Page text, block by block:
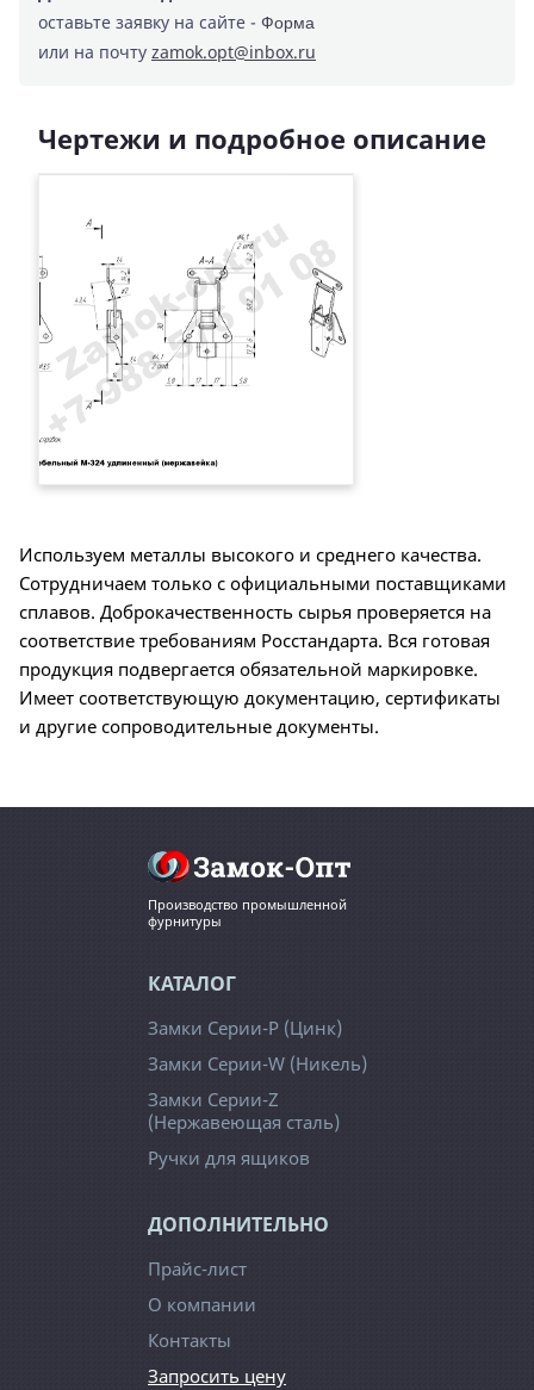
оставьте заявку на сайте - Форма
или на почту zamok.opt@inbox.ru
Чертежи и подробное описание
Используем металлы высокого и среднего качества.
Сотрудничаем только с официальными поставщиками
сплавов. Доброкачественность сырья проверяется на
соответствие требованиям Росстандарта. Вся готовая
продукция подвергается обязательной маркировке.
Имеет соответствующую документацию, сертификаты
и другие сопроводительные документы.
Производство промышленной
фурнитуры
КАТАЛОГ
Замки Серии-Р (Цинк)
Замки Серии-W (Никель)
Замки Серии-Z
(Нержавеющая сталь)
Ручки для ящиков
ДОПОЛНИТЕЛЬНО
Прайс-лист
О компании
Контакты
Запросить цену